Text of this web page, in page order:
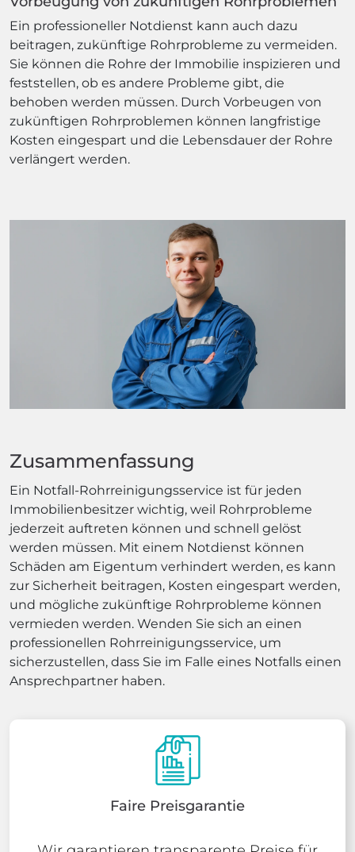
Ein professioneller Notdienst kann auch dazu
beitragen, zukünftige Rohrprobleme zu vermeiden.
Sie können die Rohre der Immobilie inspizieren und
feststellen, ob es andere Probleme gibt, die
behoben werden müssen. Durch Vorbeugen von
zukünftigen Rohrproblemen können langfristige
Kosten eingespart und die Lebensdauer der Rohre
verlängert werden.
Zusammenfassung
Ein Notfall-Rohrreinigungsservice ist für jeden
Immobilienbesitzer wichtig, weil Rohrprobleme
jederzeit auftreten können und schnell gelöst
werden müssen. Mit einem Notdienst können
Schäden am Eigentum verhindert werden, es kann
zur Sicherheit beitragen, Kosten eingespart werden,
und mögliche zukünftige Rohrprobleme können
vermieden werden. Wenden Sie sich an einen
professionellen Rohrreinigungsservice, um
sicherzustellen, dass Sie im Falle eines Notfalls einen
Ansprechpartner haben.
Faire Preisgarantie